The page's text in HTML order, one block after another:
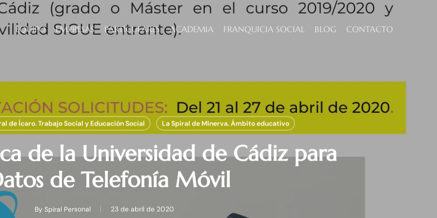
EQUIPO EMPRESAS PARTICULARES ACADEMIA FRANQUICIA SOCIAL BLOG CONTACTO
de Ícaro. Trabajo Social y Educación Social La Spiral de Minerva. Ámbito educativo
de la Universidad de Cádiz para
de Telefonía Móvil
By Spiral Personal 23 de abril de 2020